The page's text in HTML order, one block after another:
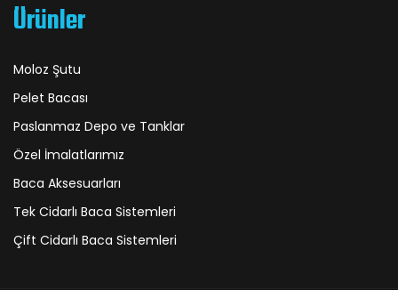
Ürünler
Moloz Şutu
Pelet Bacası
Paslanmaz Depo ve Tanklar
Özel İmalatlarımız
Baca Aksesuarları
Tek Cidarlı Baca Sistemleri
Çift Cidarlı Baca Sistemleri